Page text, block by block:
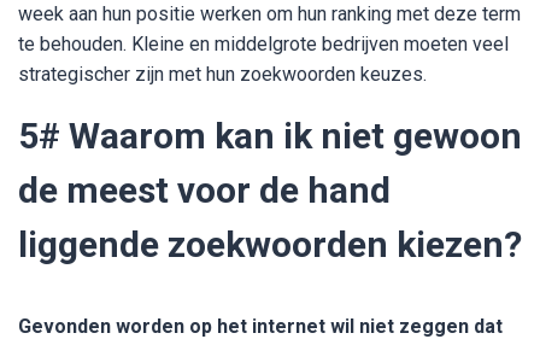
week aan hun positie werken om hun ranking met deze term
te behouden. Kleine en middelgrote bedrijven moeten veel
strategischer zijn met hun zoekwoorden keuzes.
5# Waarom kan ik niet gewoon
de meest voor de hand
liggende zoekwoorden kiezen?
Gevonden worden op het internet wil niet zeggen dat